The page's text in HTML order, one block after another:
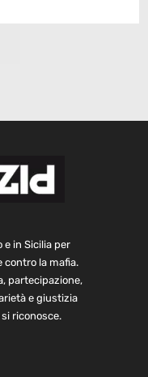
e in Sicilia per
contro la mafia.
partecipazione,
e giustizia
riconosce.